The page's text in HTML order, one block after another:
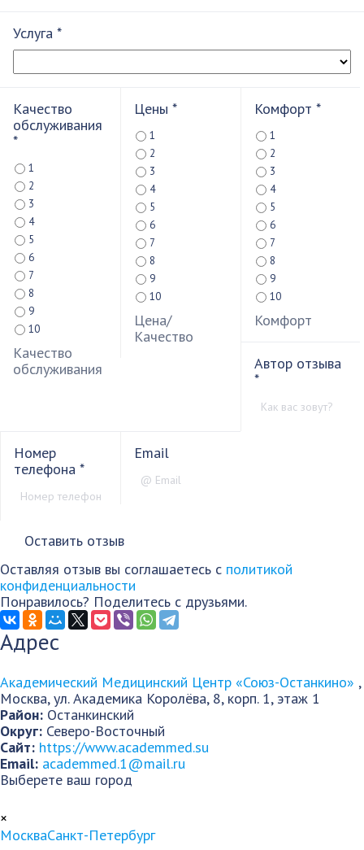
Услуга *
Качество
обслуживания
*
1
2
3
4
5
6
7
8
9
10
Качество
обслуживания
Цены *
1
2
3
4
5
6
7
8
9
10
Цена/
Качество
Комфорт *
1
2
3
4
5
6
7
8
9
10
Комфорт
Автор отзыва
*
Номер
телефона *
Email
Оставляя отзыв вы соглашаетесь с политикой
конфиденциальности
Понравилось? Поделитесь с друзьями.
Адрес
Академический Медицинский Центр «Союз-Останкино» ,
Москва,ул. Академика Королёва, 8, корп. 1, этаж 1
Район: Останкинский
Округ: Северо-Восточный
Сайт: https://www.academmed.su
Email: academmed.1@mail.ru
Выберете ваш город
×
МоскваСанкт-Петербург